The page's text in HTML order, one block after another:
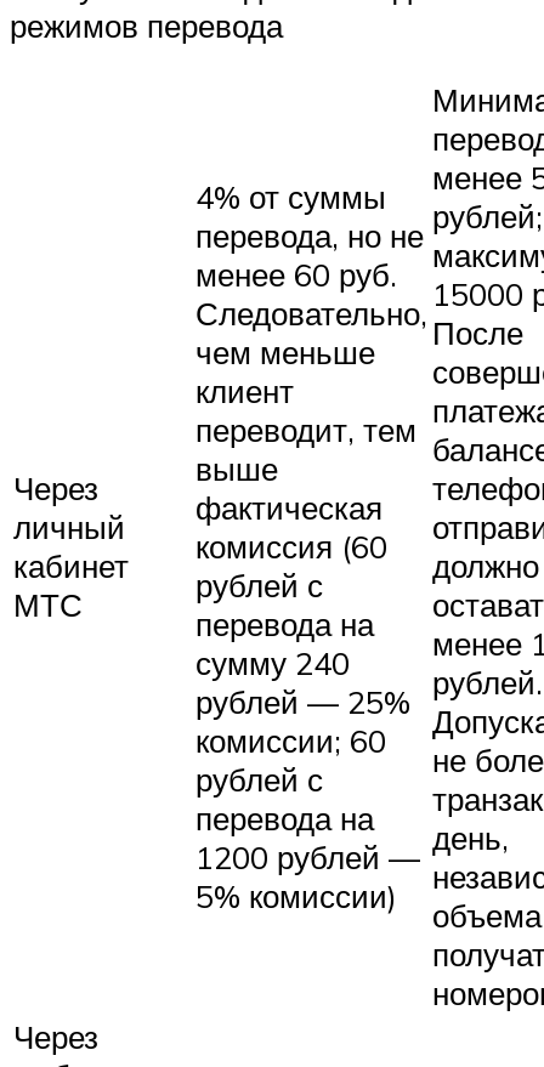
режимов перевода
Через
личный
кабинет
МТС
4% от суммы
перевода, но не
менее 60 руб.
Следовательно,
чем меньше
клиент
переводит, тем
выше
фактическая
комиссия (60
рублей с
перевода на
сумму 240
рублей — 25%
комиссии; 60
рублей с
перевода на
1200 рублей —
5% комиссии)
менее
рублей;
15000
После
должно
менее
рублей.
не
день,
объема
Через